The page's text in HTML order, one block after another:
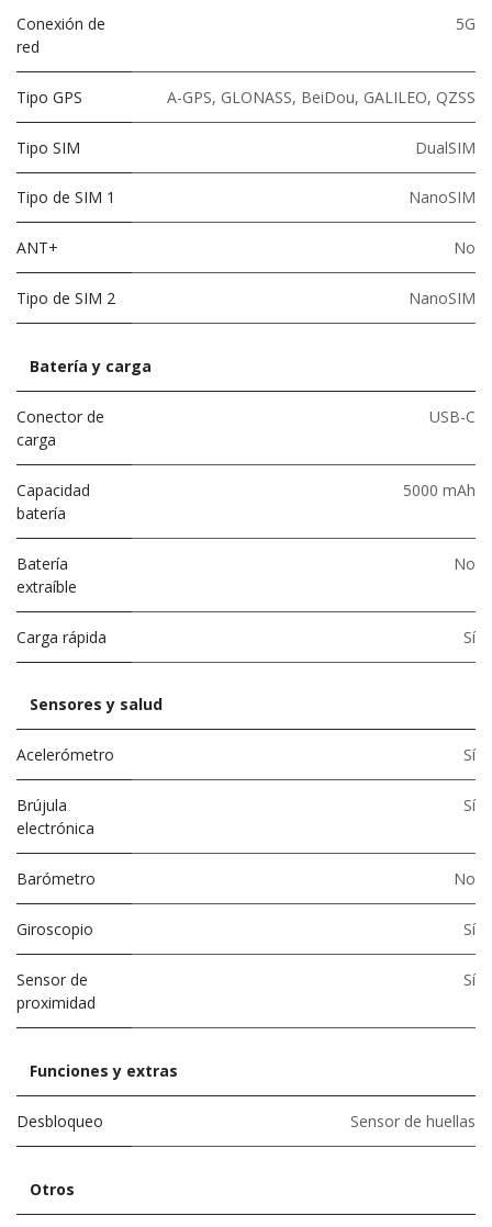
Conexión de
red
5G
Tipo GPS A-GPS, GLONASS, BeiDou, GALILEO, QZSS
Tipo SIM DualSIM
Tipo de SIM 1 NanoSIM
ANT+ No
Tipo de SIM 2 NanoSIM
Batería y carga
Conector de
carga
USB-C
Capacidad
batería
5000 mAh
Batería
extraíble
No
Carga rápida Sí
Sensores y salud
Acelerómetro Sí
Brújula
electrónica
Sí
Barómetro No
Giroscopio Sí
Sensor de
proximidad
Sí
Funciones y extras
Desbloqueo Sensor de huellas
Otros